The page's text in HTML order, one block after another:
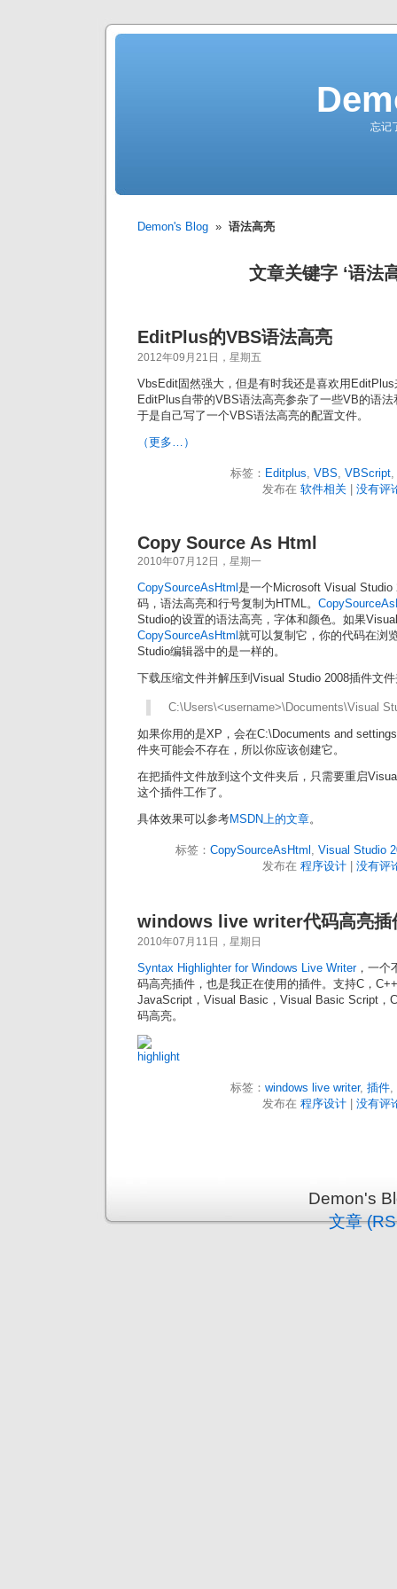
忘记
Demon's Blog » 语法高亮
文章关键字 ‘语法
EditPlus的VBS语法高亮
2012年09月21日，星期五
VbsEdit固然强大，但是有时我还是喜欢用
EditPlus自带的VBS语法高亮参杂了一些VB的语
于是自己写了一个VBS语法高亮的配置文件。
（更多…）
标签： Editplus, VBS, VBScript,
发布在 软件相关| 没有评
Copy Source As Html
2010年07月12日，星期一
CopySourceAsHtml 是一个Microsoft Visual Studio
码，语法高亮和行号复制为HTML。
Studio的设置的语法高亮，字体和颜色。如果
CopySourceAsHtml 就可以复制它，你的代码在浏
Studio编辑器中的是一样的。
下载压缩文件并解压到Visual Studio 2008插件文
C:\Users\<username>\Documents\Visual
如果你用的是XP，会在C:\Documents and
件夹可能会不存在，所以你应该创建它。
在把插件文件放到这个文件夹后，只需要重启
这个插件工作了。
具体效果可以参考MSDN上的文章。
标签： CopySourceAsHtml , Visual Studio
发布在 程序设计| 没有评
windows live writer代码高亮插
2010年07月11日，星期日
Syntax Highlighter for Windows Live Writer，一个
码高亮插件，也是我正在使用的插件。支持C，
JavaScript，Visual Basic，Visual Basic Script，
码高亮。
标签： windows live writer, 插件,
发布在 程序设计| 没有评
Demon's
文章